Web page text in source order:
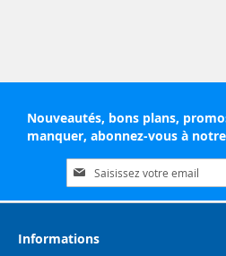
Nouveautés, bons plans,
manquer, abonnez-vous à
Inscription
à
notre
d’information
Informations